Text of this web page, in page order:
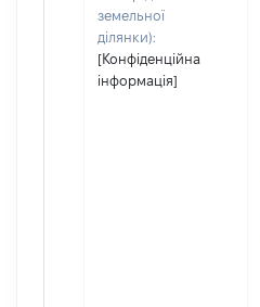
земельної
ділянки):
[Конфіденційна
інформація]